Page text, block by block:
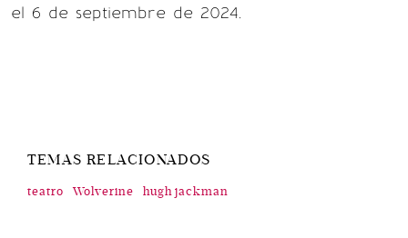
el 6 de septiembre de 2024.
TEMAS RELACIONADOS
teatro Wolverine hugh jackman